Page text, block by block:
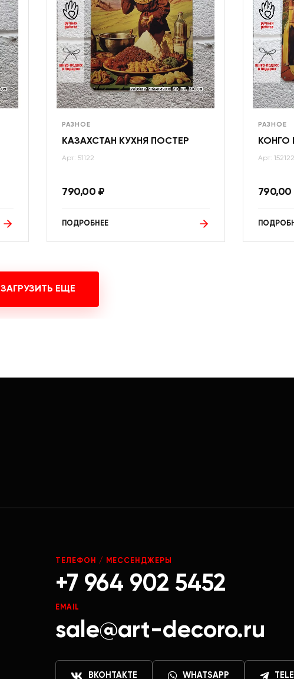
РАЗНОЕ
КАЗАХСТАН КУХНЯ ПОСТЕР
Арт: 51122
790,00 ₽
ПОДРОБНЕЕ
РАЗНОЕ
КОНГО
Арт: 152122
790,00
ЗАГРУЗИТЬ ЕЩЕ
ТЕЛЕФОН / МЕССЕНДЖЕРЫ
+7 964 902 5452
EMAIL
sale@art-decoro.ru
ВКОНТАКТЕ WHATSAPP